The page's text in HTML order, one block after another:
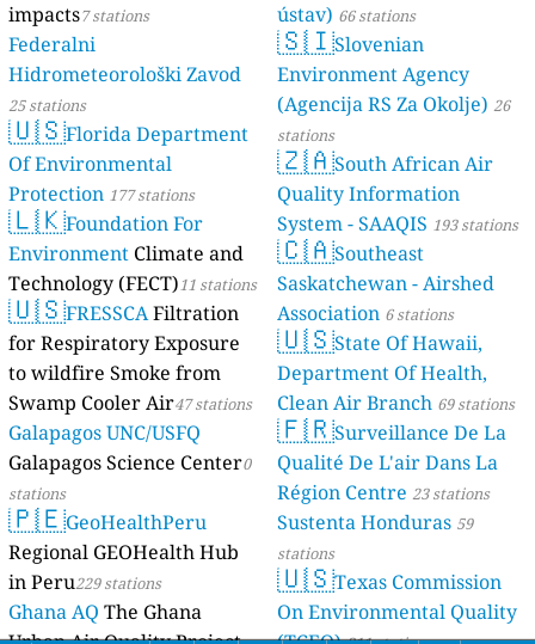
impacts7 stations
Federalni
Hidrometeorološki Zavod
25 stations
🇺🇸Florida Department
Of Environmental
Protection 177 stations
🇱🇰Foundation For
Environment Climate and
Technology (FECT)11 stations
🇺🇸FRESSCAFiltration
for Respiratory Exposure
to wildfire Smoke from
Swamp Cooler Air47 stations
Galapagos UNC/USFQ
Galapagos Science Center0
stations
🇵🇪GeoHealthPeru
Regional GEOHealth Hub
in Peru229 stations
Ghana AQ The Ghana
ústav) 66 stations
🇸🇮Slovenian
Environment Agency
(Agencija RS Za Okolje) 26
stations
🇿🇦South African Air
Quality Information
System - SAAQIS 193 stations
🇨🇦Southeast
Saskatchewan - Airshed
Association 6 stations
🇺🇸State Of Hawaii,
Department Of Health,
Clean Air Branch 69 stations
🇫🇷Surveillance De La
Qualité De L'air Dans La
Région Centre 23 stations
Sustenta Honduras 59
stations
🇺🇸Texas Commission
On Environmental Quality